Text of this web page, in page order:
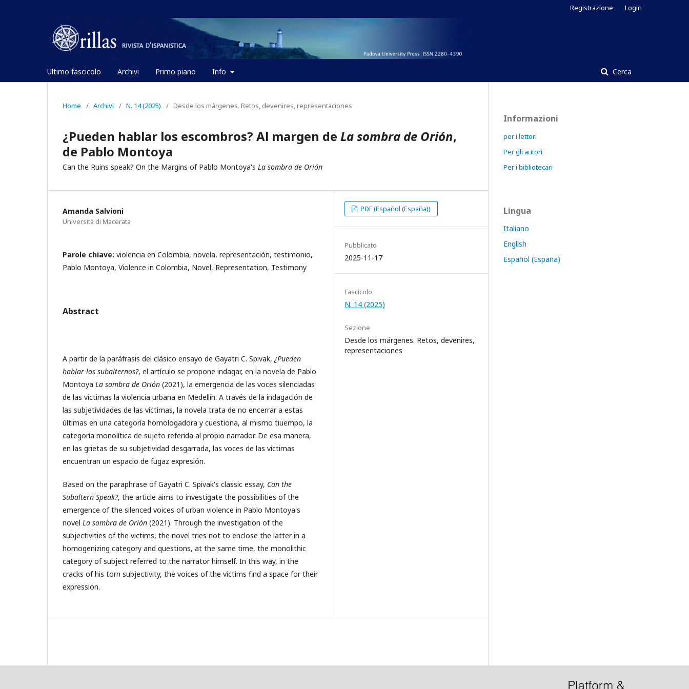
Ultimo fascicolo Archivi Primo piano Info Cerca
Registrazione Login
Home / Archivi / N. 14 (2025) / Desde los márgenes. Retos, devenires, representaciones
¿Pueden hablar los escombros? Al margen de La sombra de Orión,
de Pablo Montoya
Can the Ruins speak? On the Margins of Pablo Montoya's La sombra de Orión
Amanda Salvioni
Università di Macerata
Parole chiave: violencia en Colombia, novela, representación, testimonio,
Pablo Montoya, Violence in Colombia, Novel, Representation, Testimony
Abstract
A partir de la paráfrasis del clásico ensayo de Gayatri C. Spivak, ¿Pueden
hablar los subalternos?, el artículo se propone indagar, en la novela de Pablo
Montoya La sombra de Orión (2021), la emergencia de las voces silenciadas
de las víctimas la violencia urbana en Medellín. A través de la indagación de
las subjetividades de las víctimas, la novela trata de no encerrar a estas
últimas en una categoría homologadora y cuestiona, al mismo tiuempo, la
categoría monolítica de sujeto referida al propio narrador. De esa manera,
en las grietas de su subjetividad desgarrada, las voces de las víctimas
encuentran un espacio de fugaz expresión.
Based on the paraphrase of Gayatri C. Spivak's classic essay, Can the
Subaltern Speak?, the article aims to investigate the possibilities of the
emergence of the silenced voices of urban violence in Pablo Montoya's
novel La sombra de Orión (2021). Through the investigation of the
subjectivities of the victims, the novel tries not to enclose the latter in a
homogenizing category and questions, at the same time, the monolithic
category of subject referred to the narrator himself. In this way, in the
cracks of his torn subjectivity, the voices of the victims find a space for their
expression.
PDF (Español (España))
Pubblicato
2025-11-17
Fascicolo
N. 14 (2025)
Sezione
Desde los márgenes. Retos, devenires,
representaciones
Informazioni
per i lettori
Per gli autori
Per i bibliotecari
Lingua
Italiano
English
Español (España)